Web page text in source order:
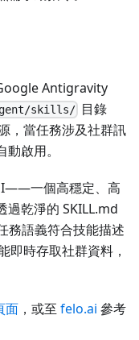
Antigravity
skills/ 目錄
，當任務涉及社群訊
啟用。
一個高穩定、高
乾淨的 SKILL.md
務語義符合技能描述
即時存取社群資料，
面 ，或至 felo.ai 參考